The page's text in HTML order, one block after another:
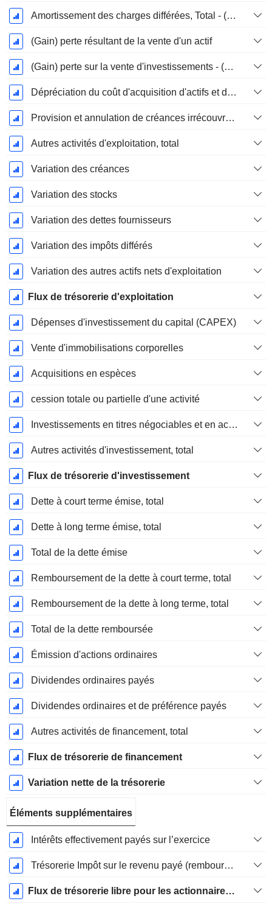
Amortissement des charges différées, Total - (CF)
(Gain) perte résultant de la vente d'un actif
(Gain) perte sur la vente d'investissements - (CF)
Dépréciation du coût d'acquisition d'actifs et dépenses de restructuration
Provision et annulation de créances irrécouvrables
Autres activités d'exploitation, total
Variation des créances
Variation des stocks
Variation des dettes fournisseurs
Variation des impôts différés
Variation des autres actifs nets d'exploitation
Flux de trésorerie d'exploitation
Dépenses d'investissement du capital (CAPEX)
Vente d'immobilisations corporelles
Acquisitions en espèces
cession totale ou partielle d'une activité
Investissements en titres négociables et en actions, total
Autres activités d'investissement, total
Flux de trésorerie d'investissement
Dette à court terme émise, total
Dette à long terme émise, total
Total de la dette émise
Remboursement de la dette à court terme, total
Remboursement de la dette à long terme, total
Total de la dette remboursée
Émission d'actions ordinaires
Dividendes ordinaires payés
Dividendes ordinaires et de préférence payés
Autres activités de financement, total
Flux de trésorerie de financement
Variation nette de la trésorerie
Éléments supplémentaires
Intérêts effectivement payés sur l’exercice
Trésorerie Impôt sur le revenu payé (remboursement)Impôt effectivement payé (remboursé) sur l’exercice
Flux de trésorerie libre pour les actionnaires FCFE